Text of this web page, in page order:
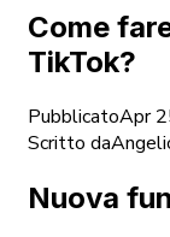
Come
TikTok?
PubblicatoApr
Scritto da
Nuova